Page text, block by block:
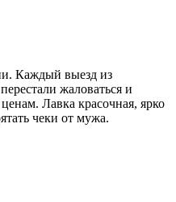
Каждый выезд из
жаловаться и
Лавка красочная, ярко
чеки от мужа.